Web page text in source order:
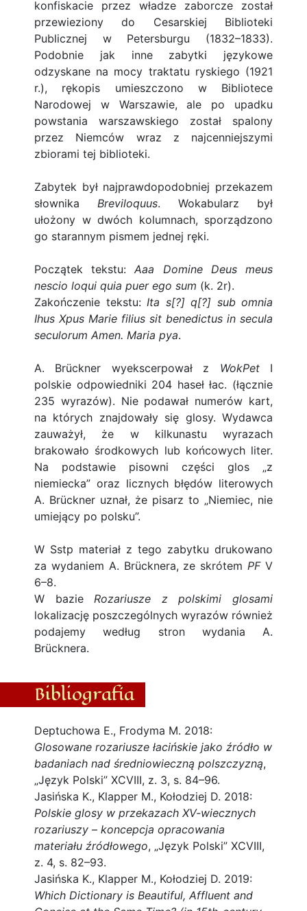
konfiskacie przez władze zaborcze został
przewieziony do Cesarskiej Biblioteki
Publicznej w Petersburgu (1832–1833).
Podobnie jak inne zabytki językowe
odzyskane na mocy traktatu ryskiego (1921
r.), rękopis umieszczono w Bibliotece
Narodowej w Warszawie, ale po upadku
powstania warszawskiego został spalony
przez Niemców wraz z najcenniejszymi
zbiorami tej biblioteki.
Zabytek był najprawdopodobniej przekazem
słownika Breviloquus. Wokabularz był
ułożony w dwóch kolumnach, sporządzono
go starannym pismem jednej ręki.
Początek tekstu:Aaa Domine Deus meus
nescio loqui quia puer ego sum (k. 2r).
Zakończenie tekstu: Ita s[?] q[?] sub omnia
Ihus Xpus Marie filius sit benedictus in secula
seculorum Amen. Maria pya.
A. Brückner wyekscerpował z WokPetI
polskie odpowiedniki 204 haseł łac. (łącznie
235 wyrazów). Nie podawał numerów kart,
na których znajdowały się glosy. Wydawca
zauważył, że w kilkunastu wyrazach
brakowało środkowych lub końcowych liter.
Na podstawie pisowni części glos „z
niemiecka” oraz licznych błędów literowych
A. Brückner uznał, że pisarz to „Niemiec, nie
umiejący po polsku”.
W Sstp materiał z tego zabytku drukowano
za wydaniem A. Brücknera, ze skrótemPFV
6–8.
W bazieRozariusze z polskimi glosami
lokalizację poszczególnych wyrazów również
podajemy według stron wydania A.
Brücknera.
Bibliografia
Deptuchowa E., Frodyma M. 2018:
Glosowane rozariusze łacińskie jako źródło w
badaniach nad średniowieczną polszczyzną,
„Język Polski” XCVIII, z. 3, s. 84–96.
Jasińska K., Klapper M., Kołodziej D. 2018:
Polskie glosy w przekazach XV-wiecznych
rozariuszy – koncepcja opracowania
materiału źródłowego, „Język Polski” XCVIII,
z. 4, s. 82–93.
Jasińska K., Klapper M., Kołodziej D. 2019:
Which Dictionary is Beautiful, Affluent and